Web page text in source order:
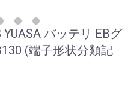
YUASA バッテリ EBグ
(端子形状分類記